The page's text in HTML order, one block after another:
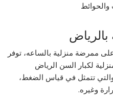
والحوائط
ممرضة منزلية بالساعه، توفر
لكبار السن الرياض
تتمثل في قياس الضغط،
وغيره.